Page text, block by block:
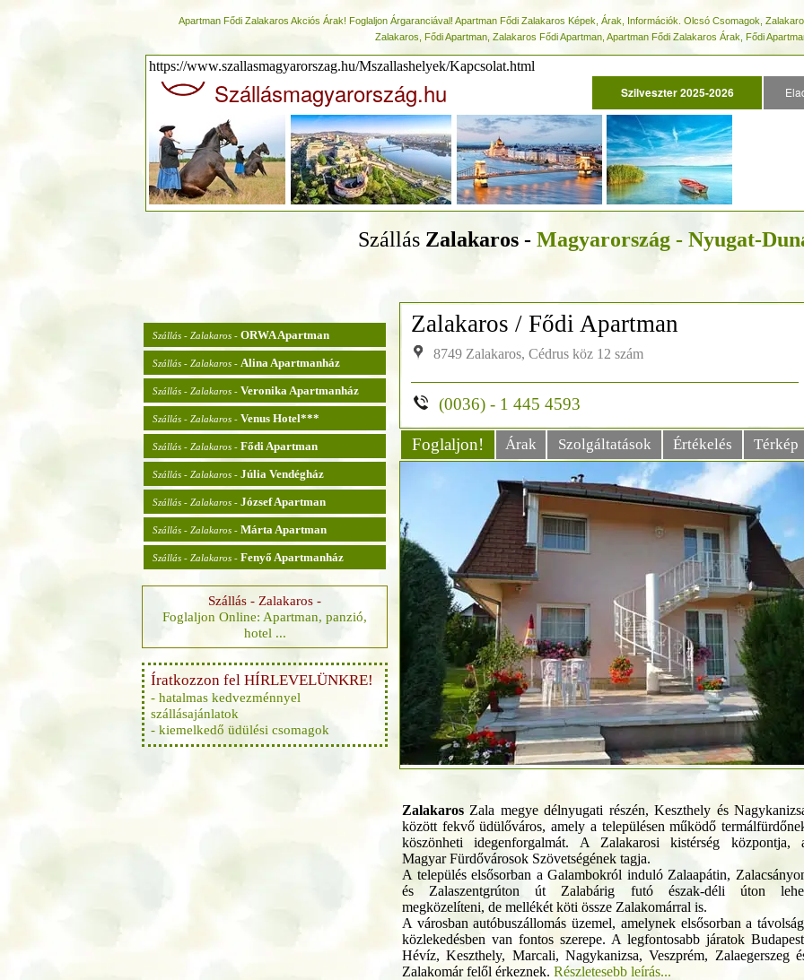
Apartman Fődi Zalakaros Akciós Árak! Foglaljon Árgaranciával! Apartman Fődi Zalakaros Képek, Árak, Információk. Olcsó Csomagok,
Zalakaros, Fődi Apartman, Zalakaros Fődi Apartman, Apartman Fődi Zalakaros Árak, Fődi
https://www.szallasmagyarorszag.hu/Mszallashelyek/Kapcsolat.html
Szállásmagyarország.hu Szilveszter 2025-2026
Szállás Zalakaros - Magyarország - Nyugat-
Szállás - Zalakaros - ORWA Apartman
Szállás - Zalakaros - Alina Apartmanház
Szállás - Zalakaros - Veronika Apartmanház
Szállás - Zalakaros - Venus Hotel***
Szállás - Zalakaros - Fődi Apartman
Szállás - Zalakaros - Júlia Vendégház
Szállás - Zalakaros - József Apartman
Szállás - Zalakaros - Márta Apartman
Szállás - Zalakaros - Fenyő Apartmanház
Szállás - Zalakaros -
Foglaljon Online: Apartman, panzió,
hotel ...
Íratkozzon fel HÍRLEVELÜNKRE!
- hatalmas kedvezménnyel
szállásajánlatok
- kiemelkedő üdülési csomagok
Zalakaros / Fődi Apartman
8749 Zalakaros, Cédrus köz 12 szám
(0036) - 1 445 4593
Foglaljon! Árak Szolgáltatások Értékelés Térkép
Zalakaros Zala megye délnyugati részén, Keszthely és
között fekvő üdülőváros, amely a településen működő
köszönheti idegenforgalmát. A Zalakarosi kistérség központja,
Magyar Fürdővárosok Szövetségének tagja.
A település elsősorban a Galambokról induló Zalaapátin,
és Zalaszentgrúton út Zalabárig futó észak-déli úton
megközelíteni, de mellékét köti össze Zalakomárral is.
A városban autóbuszállomás üzemel, amelynek elsősorban a
közlekedésben van fontos szerepe. A legfontosabb járatok
Hévíz, Keszthely, Marcali, Nagykanizsa, Veszprém, Zalaegerszeg
Zalakomár felől érkeznek. Részletesebb leírás...